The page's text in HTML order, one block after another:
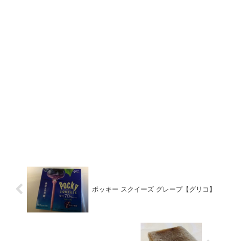
ポッキー スクイーズ グレープ【グリコ】